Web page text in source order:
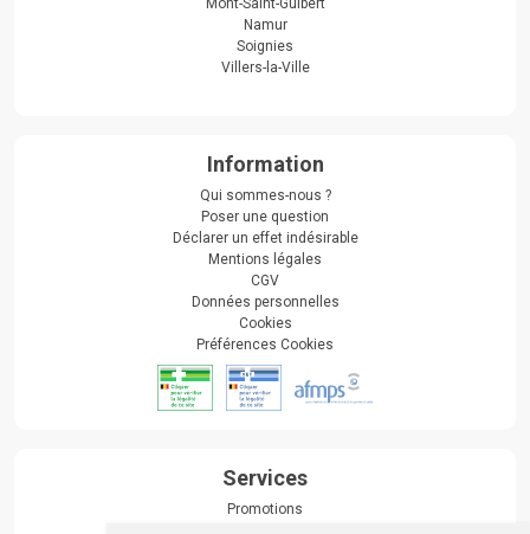
Mont-Saint-Guibert
Namur
Soignies
Villers-la-Ville
Information
Qui sommes-nous ?
Poser une question
Déclarer un effet indésirable
Mentions légales
CGV
Données personnelles
Cookies
Préférences Cookies
Services
Promotions